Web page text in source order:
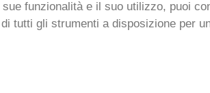
funzionalità e il suo utilizzo, puoi
tutti gli strumenti a disposizione per